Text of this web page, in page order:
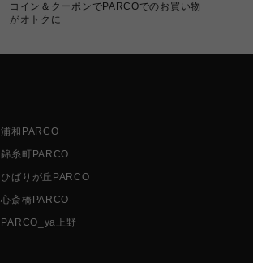
コイン＆クーポンでPARCOでのお買い物
がオトクに
浦和PARCO
錦糸町PARCO
ひばりが丘PARCO
心斎橋PARCO
PARCO_ya上野